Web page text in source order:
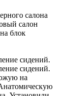
салона
салон
блок
сидений.
сидений.
на